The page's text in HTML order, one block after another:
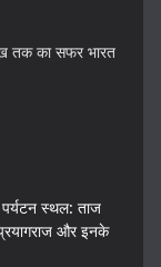
तक का सफर भारत
स्थल: ताज
और इनके